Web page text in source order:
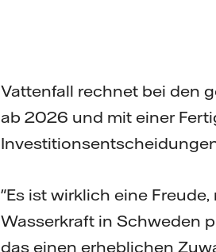
Vattenfall rechnet bei den
ab 2026 und mit einer
"Es ist wirklich eine
Wasserkraft in Schweden
das einen erheblichen